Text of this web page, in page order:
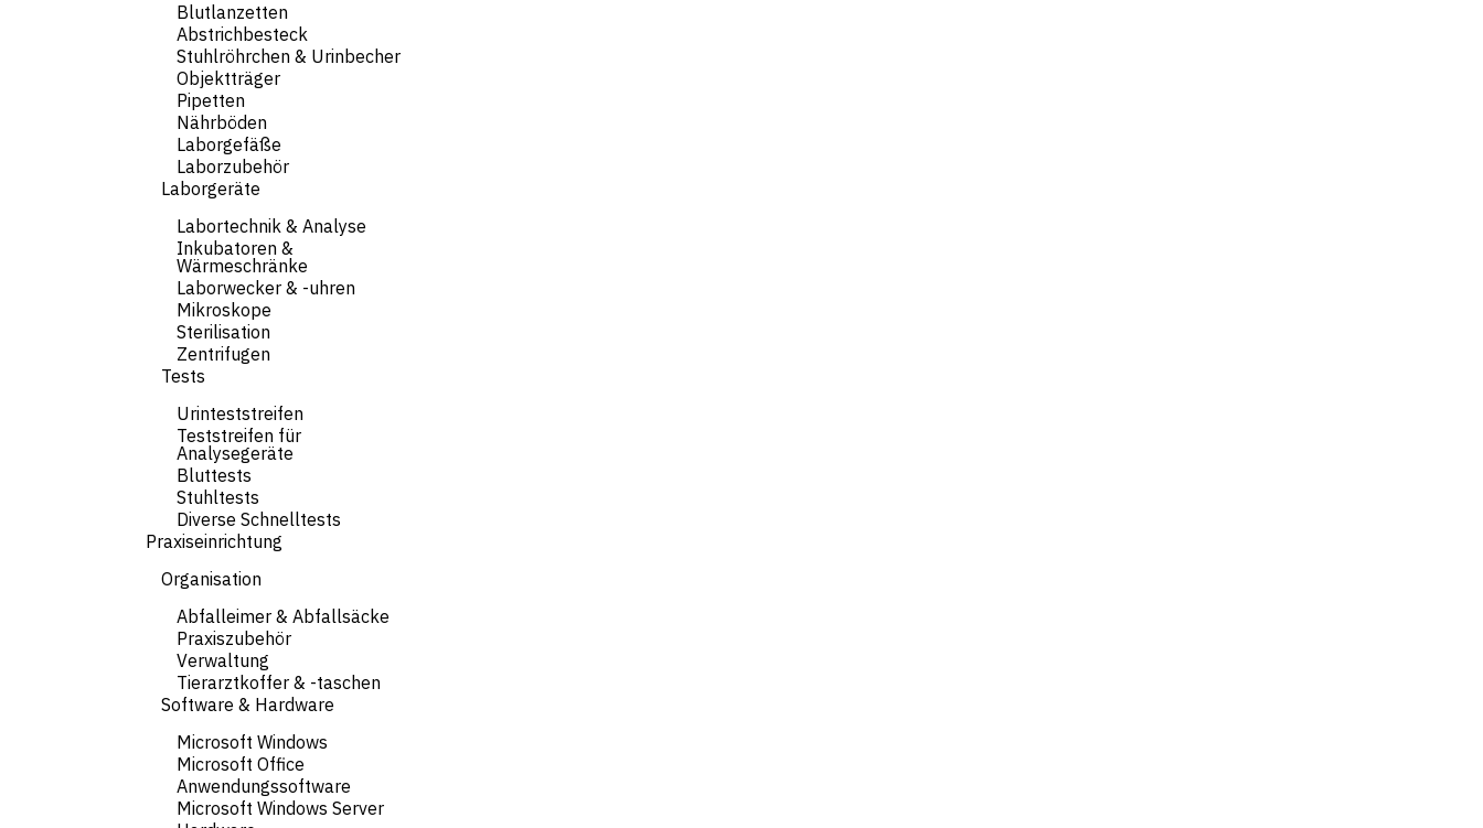
Blutlanzetten
Abstrichbesteck
Stuhlröhrchen & Urinbecher
Objektträger
Pipetten
Nährböden
Laborgefäße
Laborzubehör
Laborgeräte
Labortechnik & Analyse
Inkubatoren &
Wärmeschränke
Laborwecker & -uhren
Mikroskope
Sterilisation
Zentrifugen
Tests
Urinteststreifen
Teststreifen für
Analysegeräte
Bluttests
Stuhltests
Diverse Schnelltests
Praxiseinrichtung
Organisation
Abfalleimer & Abfallsäcke
Praxiszubehör
Verwaltung
Tierarztkoffer & -taschen
Software & Hardware
Microsoft Windows
Microsoft Office
Anwendungssoftware
Microsoft Windows Server